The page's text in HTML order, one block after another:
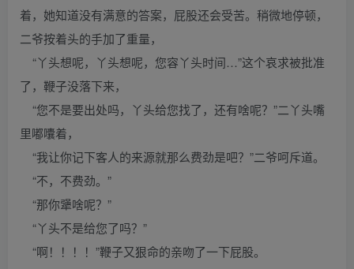
着，她知道没有满意的答案，屁股还会受苦。稍微地停顿，
二爷按着头的手加了重量，
“丫头想呢，丫头想呢，您容丫头时间…”这个哀求被批准
了，鞭子没落下来，
“您不是要出处吗，丫头给您找了，还有啥呢？”二丫头嘴
里嘟囔着，
“我让你记下客人的来源就那么费劲是吧？”二爷呵斥道。
“不，不费劲。”
“那你犟啥呢？”
“丫头不是给您了吗？”
“啊！！！！”鞭子又狠命的亲吻了一下屁股。